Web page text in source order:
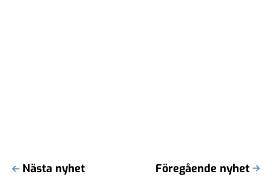
Nästa nyhet Föregående nyhet